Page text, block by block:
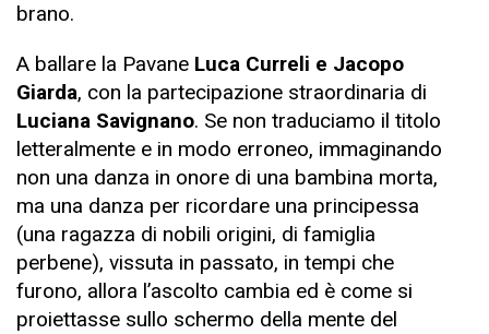
brano.
A ballare la Pavane Luca Curreli e Jacopo
Giarda, con la partecipazione straordinaria di
Luciana Savignano. Se non traduciamo il titolo
letteralmente e in modo erroneo, immaginando
non una danza in onore di una bambina morta,
ma una danza per ricordare una principessa
(una ragazza di nobili origini, di famiglia
perbene), vissuta in passato, in tempi che
furono, allora l’ascolto cambia ed è come si
proiettasse sullo schermo della mente del